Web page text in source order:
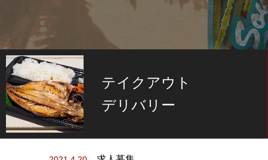
テイクアウト
デリバリー